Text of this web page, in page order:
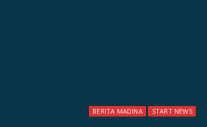
BERITA MADINA START NEWS